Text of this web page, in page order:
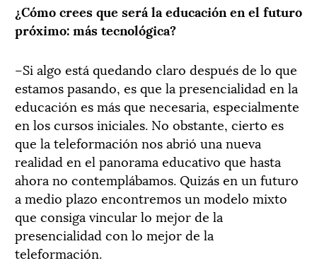
¿Cómo crees que será la educación en el futuro
próximo: más tecnológica?
–Si algo está quedando claro después de lo que
estamos pasando, es que la presencialidad en la
educación es más que necesaria, especialmente
en los cursos iniciales. No obstante, cierto es
que la teleformación nos abrió una nueva
realidad en el panorama educativo que hasta
ahora no contemplábamos. Quizás en un futuro
a medio plazo encontremos un modelo mixto
que consiga vincular lo mejor de la
presencialidad con lo mejor de la
teleformación.